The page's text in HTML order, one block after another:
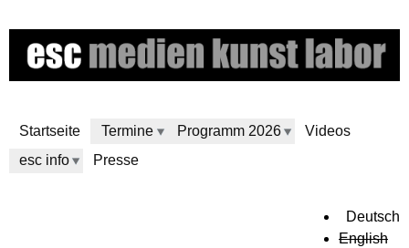
zum
Inhalt
Startseite Termine Programm 2026
Videos
esc info
Presse
Deutsch
English